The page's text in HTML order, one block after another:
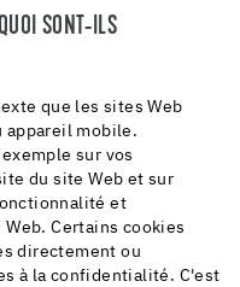
SONT-ILS
que les sites Web
appareil mobile.
sur vos
du site Web et sur
et
Certains cookies
directement ou
à la confidentialité. C'est